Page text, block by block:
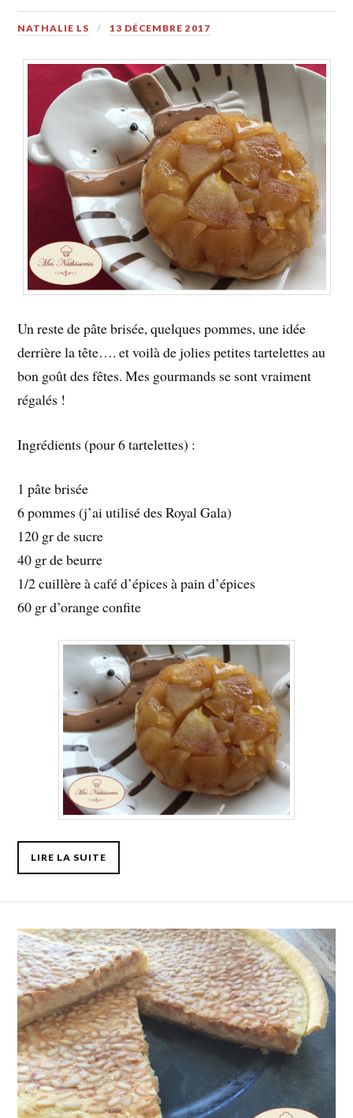
NATHALIE LS 13 DÉCEMBRE 2017
Un reste de pâte brisée, quelques pommes, une idée
derrière la tête…. et voilà de jolies petites tartelettes au
bon goût des fêtes. Mes gourmands se sont vraiment
régalés !
Ingrédients (pour 6 tartelettes) :
1 pâte brisée
6 pommes (j’ai utilisé des Royal Gala)
120 gr de sucre
40 gr de beurre
1/2 cuillère à café d’épices à pain d’épices
60 gr d’orange confite
LIRE LA SUITE